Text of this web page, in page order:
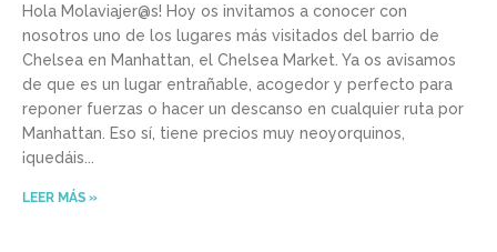
Hola Molaviajer@s! Hoy os invitamos a conocer con
nosotros uno de los lugares más visitados del barrio de
Chelsea en Manhattan, el Chelsea Market. Ya os avisamos
de que es un lugar entrañable, acogedor y perfecto para
reponer fuerzas o hacer un descanso en cualquier ruta por
Manhattan. Eso sí, tiene precios muy neoyorquinos,
¡quedáis
LEER MÁS »